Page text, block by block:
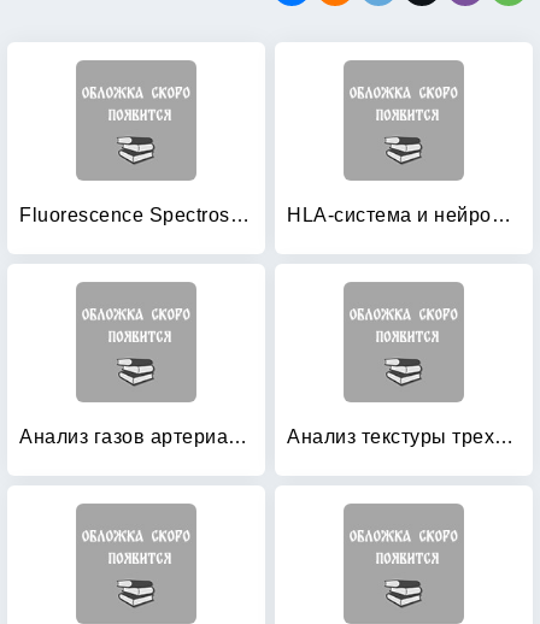
Fluorescence Spectroscopy of Biomacromolecules HLA-система и нейроиммуноэндокринные факторы: влияние на беременность и роды
Анализ газов артериальной крови понятным языком Анализ текстуры трехмерных медицинских изображений